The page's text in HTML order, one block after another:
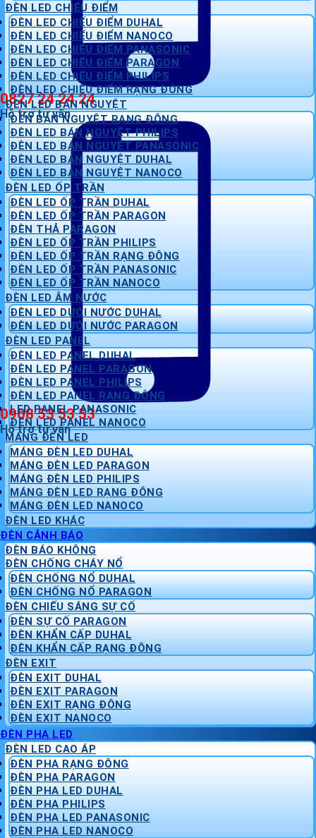
0827 24 24 24
Hỗ trợ tư vấn
0908 53 53 53
Hỗ trợ tư vấn
ĐÈN LED CHIẾU ĐIỂM
ĐÈN LED CHIẾU ĐIỂM DUHAL
ĐÈN LED CHIẾU ĐIỂM NANOCO
ĐÈN LED CHIẾU ĐIỂM PANASONIC
ĐÈN LED CHIẾU ĐIỂM PARAGON
ĐÈN LED CHIẾU ĐIỂM PHILIPS
ĐÈN LED CHIẾU ĐIỂM RẠNG ĐÔNG
ĐÈN LED BÁN NGUYỆT
ĐÈN BÁN NGUYỆT RẠNG ĐÔNG
ĐÈN LED BÁN NGUYỆT PHILIPS
ĐÈN LED BÁN NGUYỆT PANASONIC
ĐÈN LED BÁN NGUYỆT DUHAL
ĐÈN LED BÁN NGUYỆT NANOCO
ĐÈN LED ỐP TRẦN
ĐÈN LED ỐP TRẦN DUHAL
ĐÈN LED ỐP TRẦN PARAGON
ĐÈN THẢ PARAGON
ĐÈN LED ỐP TRẦN PHILIPS
ĐÈN LED ỐP TRẦN RẠNG ĐÔNG
ĐÈN LED ỐP TRẦN PANASONIC
ĐÈN LED ỐP TRẦN NANOCO
ĐÈN LED ÂM NƯỚC
ĐÈN LED DƯỚI NƯỚC DUHAL
ĐÈN LED DƯỚI NƯỚC PARAGON
ĐÈN LED PANEL
ĐÈN LED PANEL DUHAL
ĐÈN LED PANEL PARAGON
ĐÈN LED PANEL PHILIPS
ĐÈN LED PANEL RẠNG ĐÔNG
LED PANEL PANASONIC
ĐÈN LED PANEL NANOCO
MÁNG ĐÈN LED
MÁNG ĐÈN LED DUHAL
MÁNG ĐÈN LED PARAGON
MÁNG ĐÈN LED PHILIPS
MÁNG ĐÈN LED RẠNG ĐÔNG
MÁNG ĐÈN LED NANOCO
ĐÈN LED KHÁC
ĐÈN CẢNH BÁO
ĐÈN BÁO KHÔNG
ĐÈN CHỐNG CHÁY NỔ
ĐÈN CHỐNG NỔ DUHAL
ĐÈN CHỐNG NỔ PARAGON
ĐÈN CHIẾU SÁNG SỰ CỐ
ĐÈN SỰ CỐ PARAGON
ĐÈN KHẨN CẤP DUHAL
ĐÈN KHẨN CẤP RẠNG ĐÔNG
ĐÈN EXIT
ĐÈN EXIT DUHAL
ĐÈN EXIT PARAGON
ĐÈN EXIT RẠNG ĐÔNG
ĐÈN EXIT NANOCO
ĐÈN PHA LED
ĐÈN LED CAO ÁP
ĐÈN PHA RẠNG ĐÔNG
ĐÈN PHA PARAGON
ĐÈN PHA LED DUHAL
ĐÈN PHA PHILIPS
ĐÈN PHA LED PANASONIC
ĐÈN PHA LED NANOCO